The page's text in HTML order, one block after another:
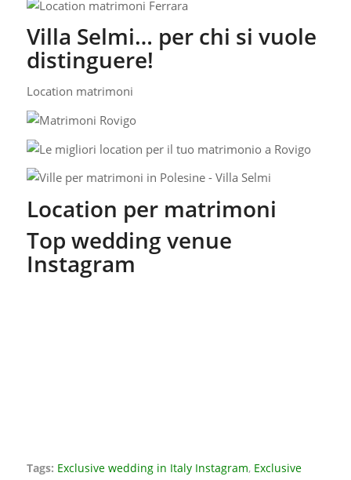
Villa Selmi… per chi si vuole
distinguere!
Location matrimoni
Location per matrimoni
Top wedding venue
Instagram
Tags: Exclusive wedding in Italy Instagram, Exclusive